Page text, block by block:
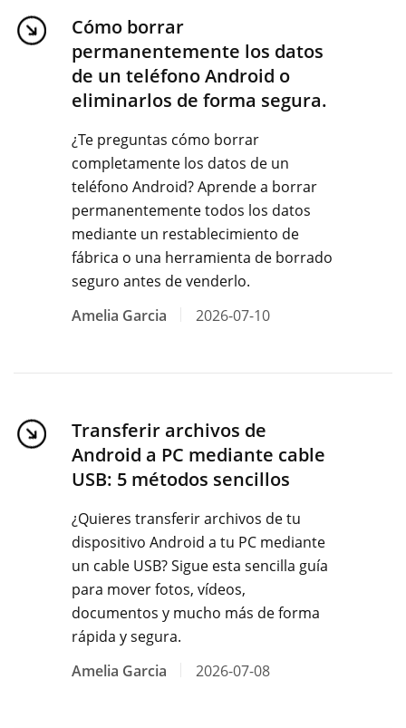
Cómo borrar
permanentemente los datos
de un teléfono Android o
eliminarlos de forma segura.
¿Te preguntas cómo borrar
completamente los datos de un
teléfono Android? Aprende a borrar
permanentemente todos los datos
mediante un restablecimiento de
fábrica o una herramienta de borrado
seguro antes de venderlo.
Amelia Garcia
2026-07-10
Transferir archivos de
Android a PC mediante cable
USB: 5 métodos sencillos
¿Quieres transferir archivos de tu
dispositivo Android a tu PC mediante
un cable USB? Sigue esta sencilla guía
para mover fotos, vídeos,
documentos y mucho más de forma
rápida y segura.
Amelia Garcia
2026-07-08